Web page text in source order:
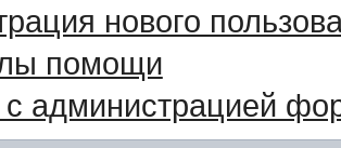
нового
помощи
с администрацией